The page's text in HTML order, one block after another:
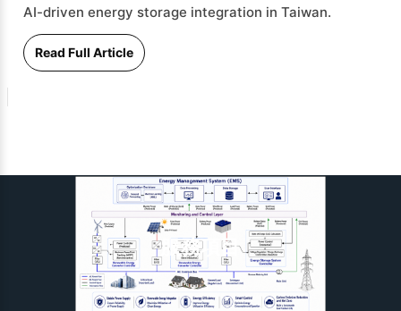
AI-driven energy storage integration in Taiwan.
Read Full Article
服務項目